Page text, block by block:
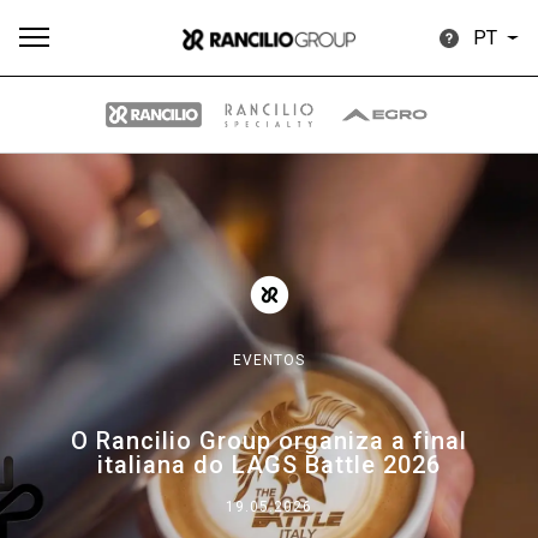
PT
EVENTOS
O Rancilio Group organiza a final
italiana do LAGS Battle 2026
19.05.2026
Produtos Descarregar
Our brands
Group